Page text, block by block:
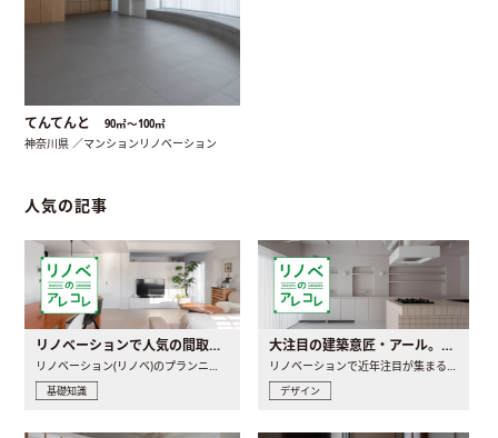
てんてんと 90㎡〜100㎡
神奈川県 ／マンションリノベーション
人気の記事
リノベーションで人気の間取りとは？トレンドの間取りと実例を徹底解説
リノベーション(リノベ)のプランニングで一番最初に決めるのは..
基礎知識
大注目の建築意匠・アール。人気の理由と空間に取り入れるポイント
リノベーションで近年注目が集まる建築意匠の一つであるアール..
デザイン